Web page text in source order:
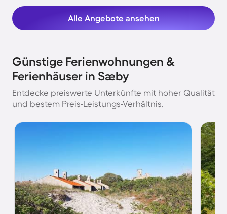
Alle Angebote ansehen
Günstige Ferienwohnungen &
Ferienhäuser in Sæby
Entdecke preiswerte Unterkünfte mit hoher Qualität
und bestem Preis-Leistungs-Verhältnis.